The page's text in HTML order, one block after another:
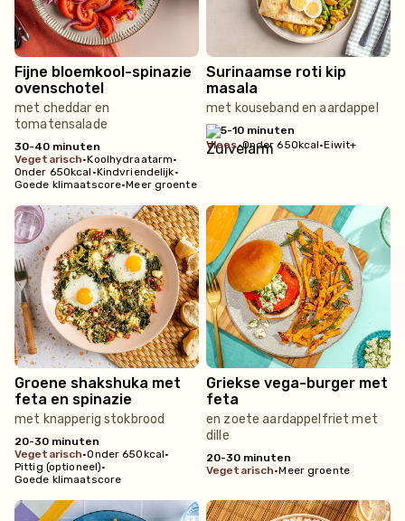
Fijne bloemkool-spinazie
ovenschotel
met cheddar en
tomatensalade
30-40 minuten
vegetarisch•Koolhydraatarm•
Onder 650kcal •Kindvriendelijk•
Goede klimaatscore•Meer groente
Surinaamse roti kip
masala
met kouseband en aardappel
5-10 minuten
vlees•Onder 650kcal•Eiwit+
Groene shakshuka met
feta en spinazie
met knapperig stokbrood
20-30 minuten
vegetarisch•Onder 650kcal•
Pittig (optioneel)•
Goede klimaatscore
Griekse vega-burger met
feta
en zoete aardappelfriet met
dille
20-30 minuten
vegetarisch•Meer groente